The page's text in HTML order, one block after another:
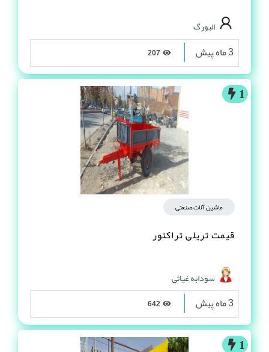
البورگ
3 ماه پیش
1
ماشین آلات صنعتی
قیمت تریلی تراکتور
سودابه غیاثی
3 ماه پیش
1